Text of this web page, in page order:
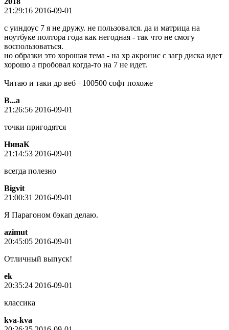
21:29:16 2016-09-01
с уиндоус 7 я не дружу. не пользовался. да и матрица на
ноутбуке полтора года как негодная - так что не смогу
воспользоваться.
но образки это хорошая тема - на хр акронис с загр диска идет
хорошо а пробовал когда-то на 7 не идет.
Читаю и таки др веб +100500 софт похоже
В...а
21:26:56 2016-09-01
точки пригодятся
НинаК
21:14:53 2016-09-01
всегда полезно
Bigvit
21:00:31 2016-09-01
Я Парагоном бэкап делаю.
azimut
20:45:05 2016-09-01
Отличный выпуск!
ek
20:35:24 2016-09-01
классика
kva-kva